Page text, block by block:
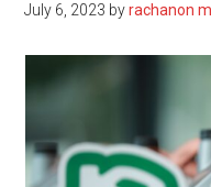
July 6, 2023 byrachanon